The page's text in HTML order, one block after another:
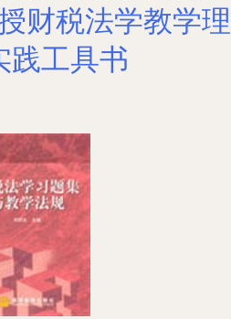
财税法学教学理
践工具书